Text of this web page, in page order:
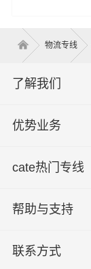
物流专线
了解我们
优势业务
cate热门专线
帮助与支持
联系方式